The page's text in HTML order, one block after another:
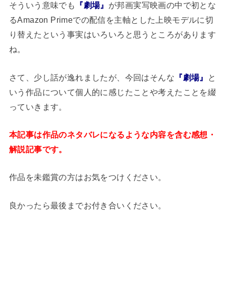
そういう意味でも 『劇場』 が邦画実写映画の中で初とな
るAmazon Primeでの配信を主軸とした上映モデルに切
り替えたという事実はいろいろと思うところがあります
ね。
さて、少し話が逸れましたが、今回はそんな 『劇場』
と
いう作品について個人的に感じたことや考えたことを綴
っていきます。
本記事は作品のネタバレになるような内容を含む感想・
解説記事です。
作品を未鑑賞の方はお気をつけください。
良かったら最後までお付き合いください。